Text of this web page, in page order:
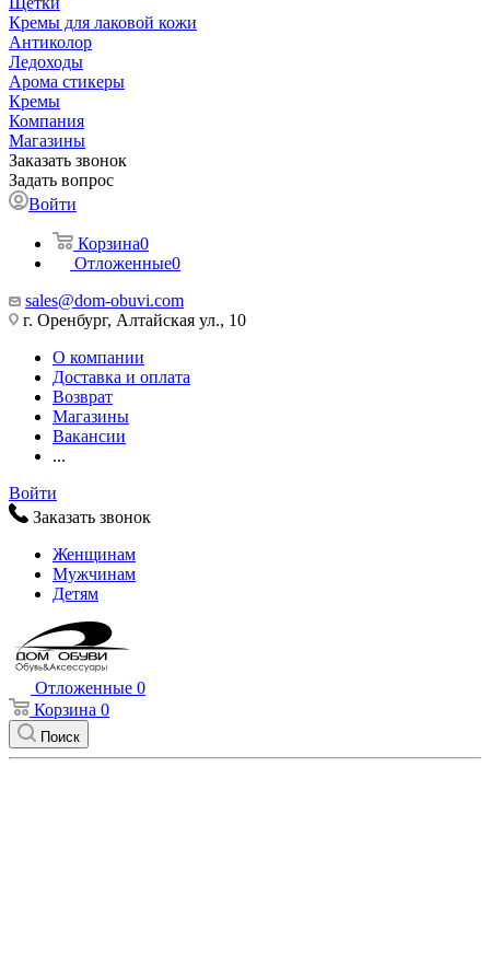
Кремы для лаковой кожи
Антиколор
Ледоходы
Арома стикеры
Кремы
Компания
Магазины
Заказать звонок
Задать вопрос
Войти
Корзина0
Отложенные0
sales@dom-obuvi.com
г. Оренбург, Алтайская ул., 10
О компании
Доставка и оплата
Возврат
Магазины
Вакансии
...
Войти
Заказать звонок
Женщинам
Мужчинам
Детям
Отложенные 0
Корзина 0
Поиск